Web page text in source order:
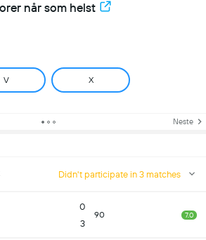
når som helst
V X
Neste
Didn't participate in 3 matches
0
3
90 7.0